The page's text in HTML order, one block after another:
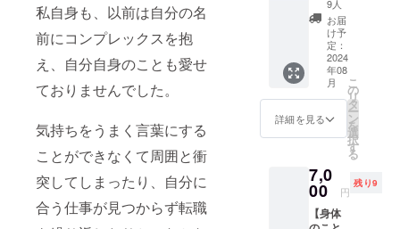
私自身も、以前は自分の名
前にコンプレックスを抱
え、自分自身のことも愛せ
ておりませんでした。
気持ちをうまく言葉にする
ことができなくて周囲と衝
突してしまったり、自分に
合う仕事が見つからず転職
いたしま
できま
す。 ※
ニック
ネーム
での掲
載も可
能で
す。 ※
名前の
掲載は
できま
せん。
ト】 書
籍「自
分の名
前を愛
する
力」の
個人ス
ポン
サーに
なれる
電子書
籍の
セット
です。
9人
お届
け予
定：
2024
年08
月
詳細を見る
こ
の
リ
タ
ー
ン
を
選
択
す
る
7,0
00 円
残り9
【身体